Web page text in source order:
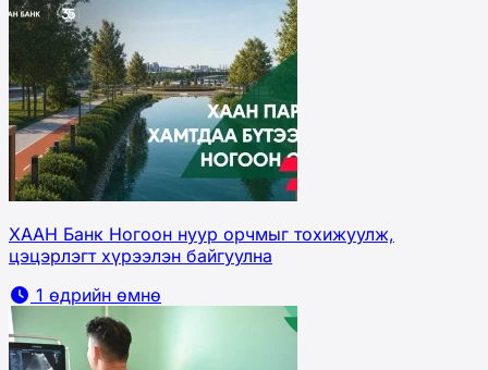
ХААН Банк Ногоон нуур орчмыг тохижуулж,
цэцэрлэгт хүрээлэн байгуулна
1 өдрийн өмнө